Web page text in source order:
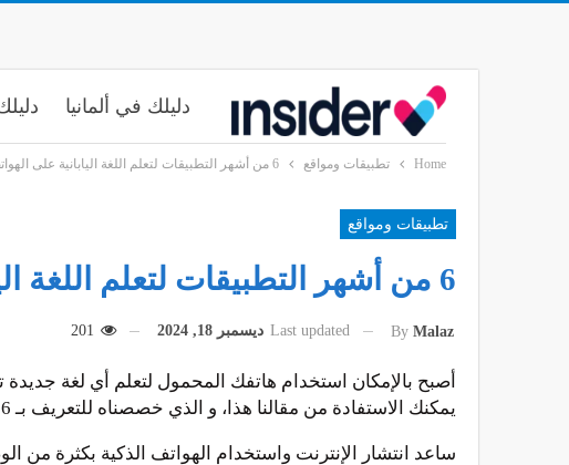
دليلك في ألمانيا
Home تطبيقات ومواقع 6 من أشهر التطبيقات لتعلم اللغة اليابانية على الهواتف المحمولة
تطبيقات ومواقع
6 من أشهر التطبيقات لتعلم اللغة اليابانية على الهواتف المحمولة
By Malaz
Last updated ديسمبر 18, 2024
أصبح بالإمكان استخدام هاتفك المحمول لتعلم أي لغة جديدة
يمكنك الاستفادة من مقالنا هذا، و الذي خصصناه للتعريف بـ 6 من أفضل وأشهر التطبيقات لتعلم اللغة اليابانية مجانًا على الهواتف المحمولة.
ساعد انتشار الإنترنت واستخدام الهواتف الذكية بكثرة من